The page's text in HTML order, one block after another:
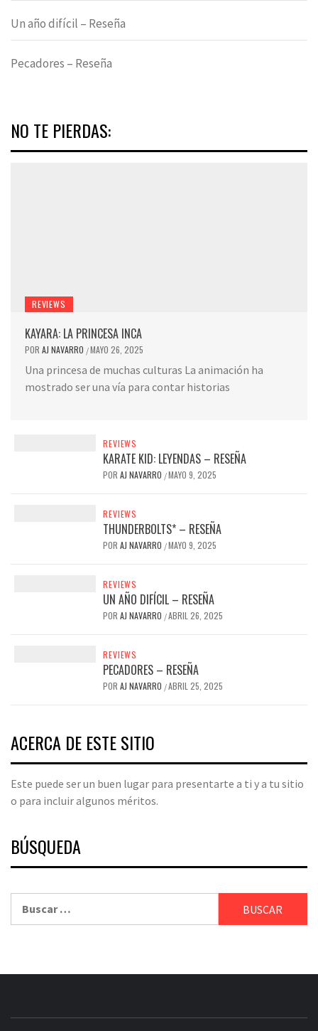
Un año difícil – Reseña
Pecadores – Reseña
NO TE PIERDAS:
REVIEWS
KAYARA: LA PRINCESA INCA
POR AJ NAVARRO /MAYO 26, 2025
Una princesa de muchas culturas La animación ha
mostrado ser una vía para contar historias
REVIEWS
KARATE KID: LEYENDAS – RESEÑA
POR AJ NAVARRO /MAYO 9, 2025
REVIEWS
THUNDERBOLTS* – RESEÑA
POR AJ NAVARRO /MAYO 9, 2025
REVIEWS
UN AÑO DIFÍCIL – RESEÑA
POR AJ NAVARRO /ABRIL 26, 2025
REVIEWS
PECADORES – RESEÑA
POR AJ NAVARRO /ABRIL 25, 2025
ACERCA DE ESTE SITIO
Este puede ser un buen lugar para presentarte a ti y a tu sitio
o para incluir algunos méritos.
BÚSQUEDA